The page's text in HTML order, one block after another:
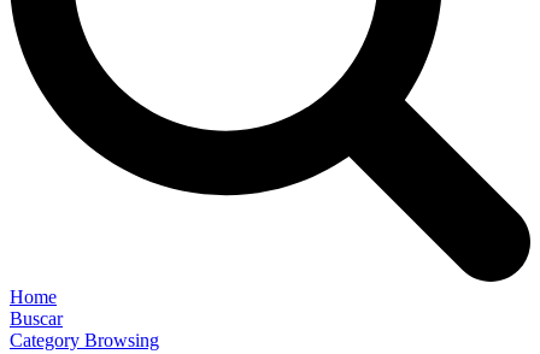
Home
Buscar
Category Browsing